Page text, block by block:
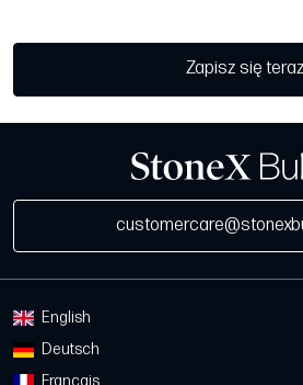
Zapisz się teraz
English
Deutsch
Français